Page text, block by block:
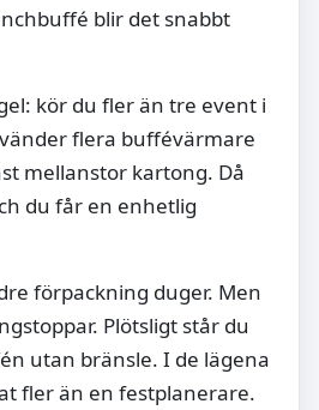
blir det snabbt
kör du fler än tre event i
flera buffévärmare
mellanstor kartong. Då
du får en enhetlig
förpackning duger. Men
Plötsligt står du
utan bränsle. I de lägena
fler än en festplanerare.